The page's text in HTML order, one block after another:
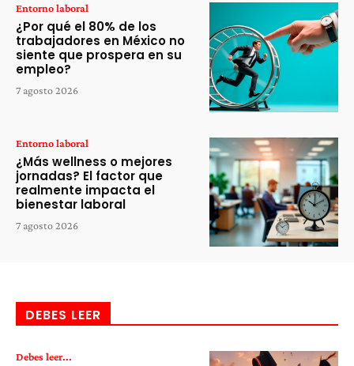
Entorno laboral
¿Por qué el 80% de los
trabajadores en México no
siente que prospera en su
empleo?
7 agosto 2026
Entorno laboral
¿Más wellness o mejores
jornadas? El factor que
realmente impacta el
bienestar laboral
7 agosto 2026
DEBES LEER
Debes leer...